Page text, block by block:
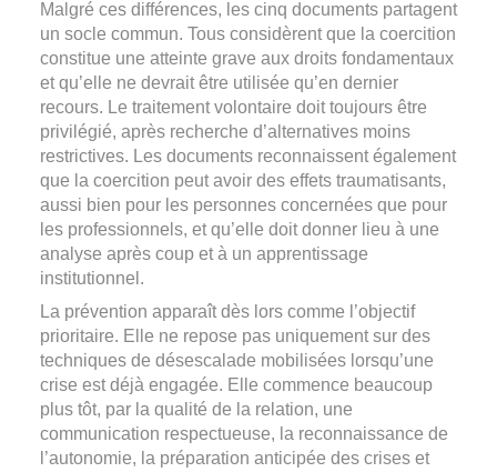
Malgré ces différences, les cinq documents partagent
un socle commun. Tous considèrent que la coercition
constitue une atteinte grave aux droits fondamentaux
et qu’elle ne devrait être utilisée qu’en dernier
recours. Le traitement volontaire doit toujours être
privilégié, après recherche d’alternatives moins
restrictives. Les documents reconnaissent également
que la coercition peut avoir des effets traumatisants,
aussi bien pour les personnes concernées que pour
les professionnels, et qu’elle doit donner lieu à une
analyse après coup et à un apprentissage
institutionnel.
La prévention apparaît dès lors comme l’objectif
prioritaire. Elle ne repose pas uniquement sur des
techniques de désescalade mobilisées lorsqu’une
crise est déjà engagée. Elle commence beaucoup
plus tôt, par la qualité de la relation, une
communication respectueuse, la reconnaissance de
l’autonomie, la préparation anticipée des crises et